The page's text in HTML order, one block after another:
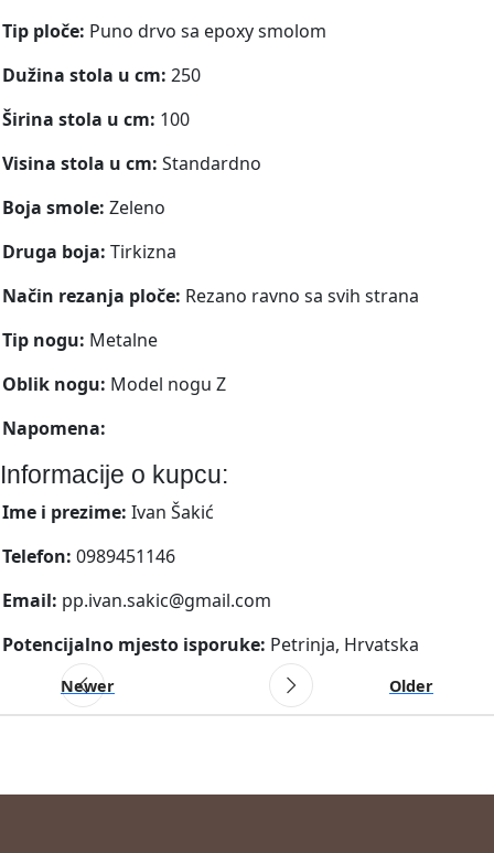
Tip ploče: Puno drvo sa epoxy smolom
Dužina stola u cm: 250
Širina stola u cm: 100
Visina stola u cm: Standardno
Boja smole: Zeleno
Druga boja: Tirkizna
Način rezanja ploče: Rezano ravno sa svih strana
Tip nogu: Metalne
Oblik nogu: Model nogu Z
Napomena:
Informacije o kupcu:
Ime i prezime: Ivan Šakić
Telefon: 0989451146
Email: pp.ivan.sakic@gmail.com
Potencijalno mjesto isporuke: Petrinja, Hrvatska
Newer Older